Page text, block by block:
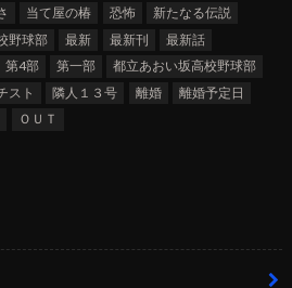
当て屋の椿 恐怖
新たなる伝説
野球部 最新 最新刊
最新話
第4部 第一部
都立あおい坂高校野球部
スト 隣人１３号 離婚
離婚予定日
ＯＵＴ